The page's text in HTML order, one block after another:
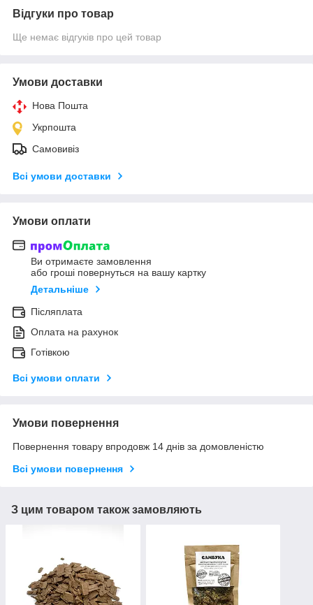
Відгуки про товар
Ще немає відгуків про цей товар
Умови доставки
Нова Пошта
Укрпошта
Самовивіз
Всі умови доставки
Умови оплати
Ви отримаєте замовлення
або гроші повернуться на вашу картку
Детальніше
Післяплата
Оплата на рахунок
Готівкою
Всі умови оплати
Умови повернення
Повернення товару впродовж 14 днів за домовленістю
Всі умови повернення
З цим товаром також замовляють